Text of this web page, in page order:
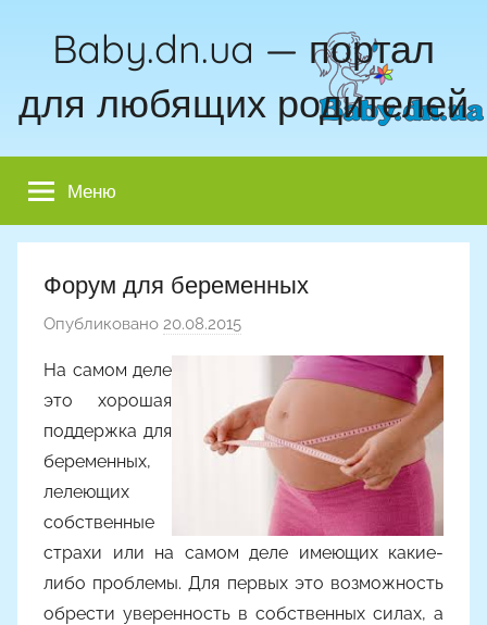
Baby.dn.ua — портал
для любящих родителей
Меню
Форум для беременных
Опубликовано 20.08.2015
о
р
k
s
На самом деле
это хорошая
поддержка для
беременных,
лелеющих
собственные
страхи или на самом деле имеющих какие­-
либо проблемы. Для первых это возможность
обрести уверенность в собственных силах, а